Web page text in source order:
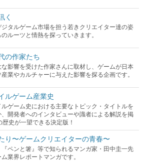
く
ジタルゲーム市場を担う若きクリエイター達の姿
ルーツと情熱を探っていきます。
の作家たち
影響を受けた作家さんに取材し、ゲームが日本
業やカルチャーに与えた影響を探る企画です。
ルゲーム産業史
ルゲーム史における主要なトピック・タイトルを
開発者へのインタビューや識者による解説を掲
史が一望できる決定版！
り〜ゲームクリエイターの青春〜
『ペンと箸』等で知られるマンガ家・田中圭一先
業界レポートマンガです。